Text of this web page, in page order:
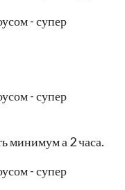
минимум а 2 часа.